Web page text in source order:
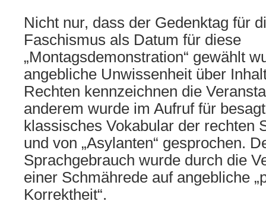
Nicht nur, dass der Gedenktag für
Faschismus als Datum für diese
„Montagsdemonstration“ gewählt
angebliche Unwissenheit über
Rechten kennzeichnen die
anderem wurde im Aufruf für
klassisches Vokabular der rechten
und von „Asylanten“ gesprochen.
Sprachgebrauch wurde durch die
einer Schmährede auf angebliche
Korrektheit“.